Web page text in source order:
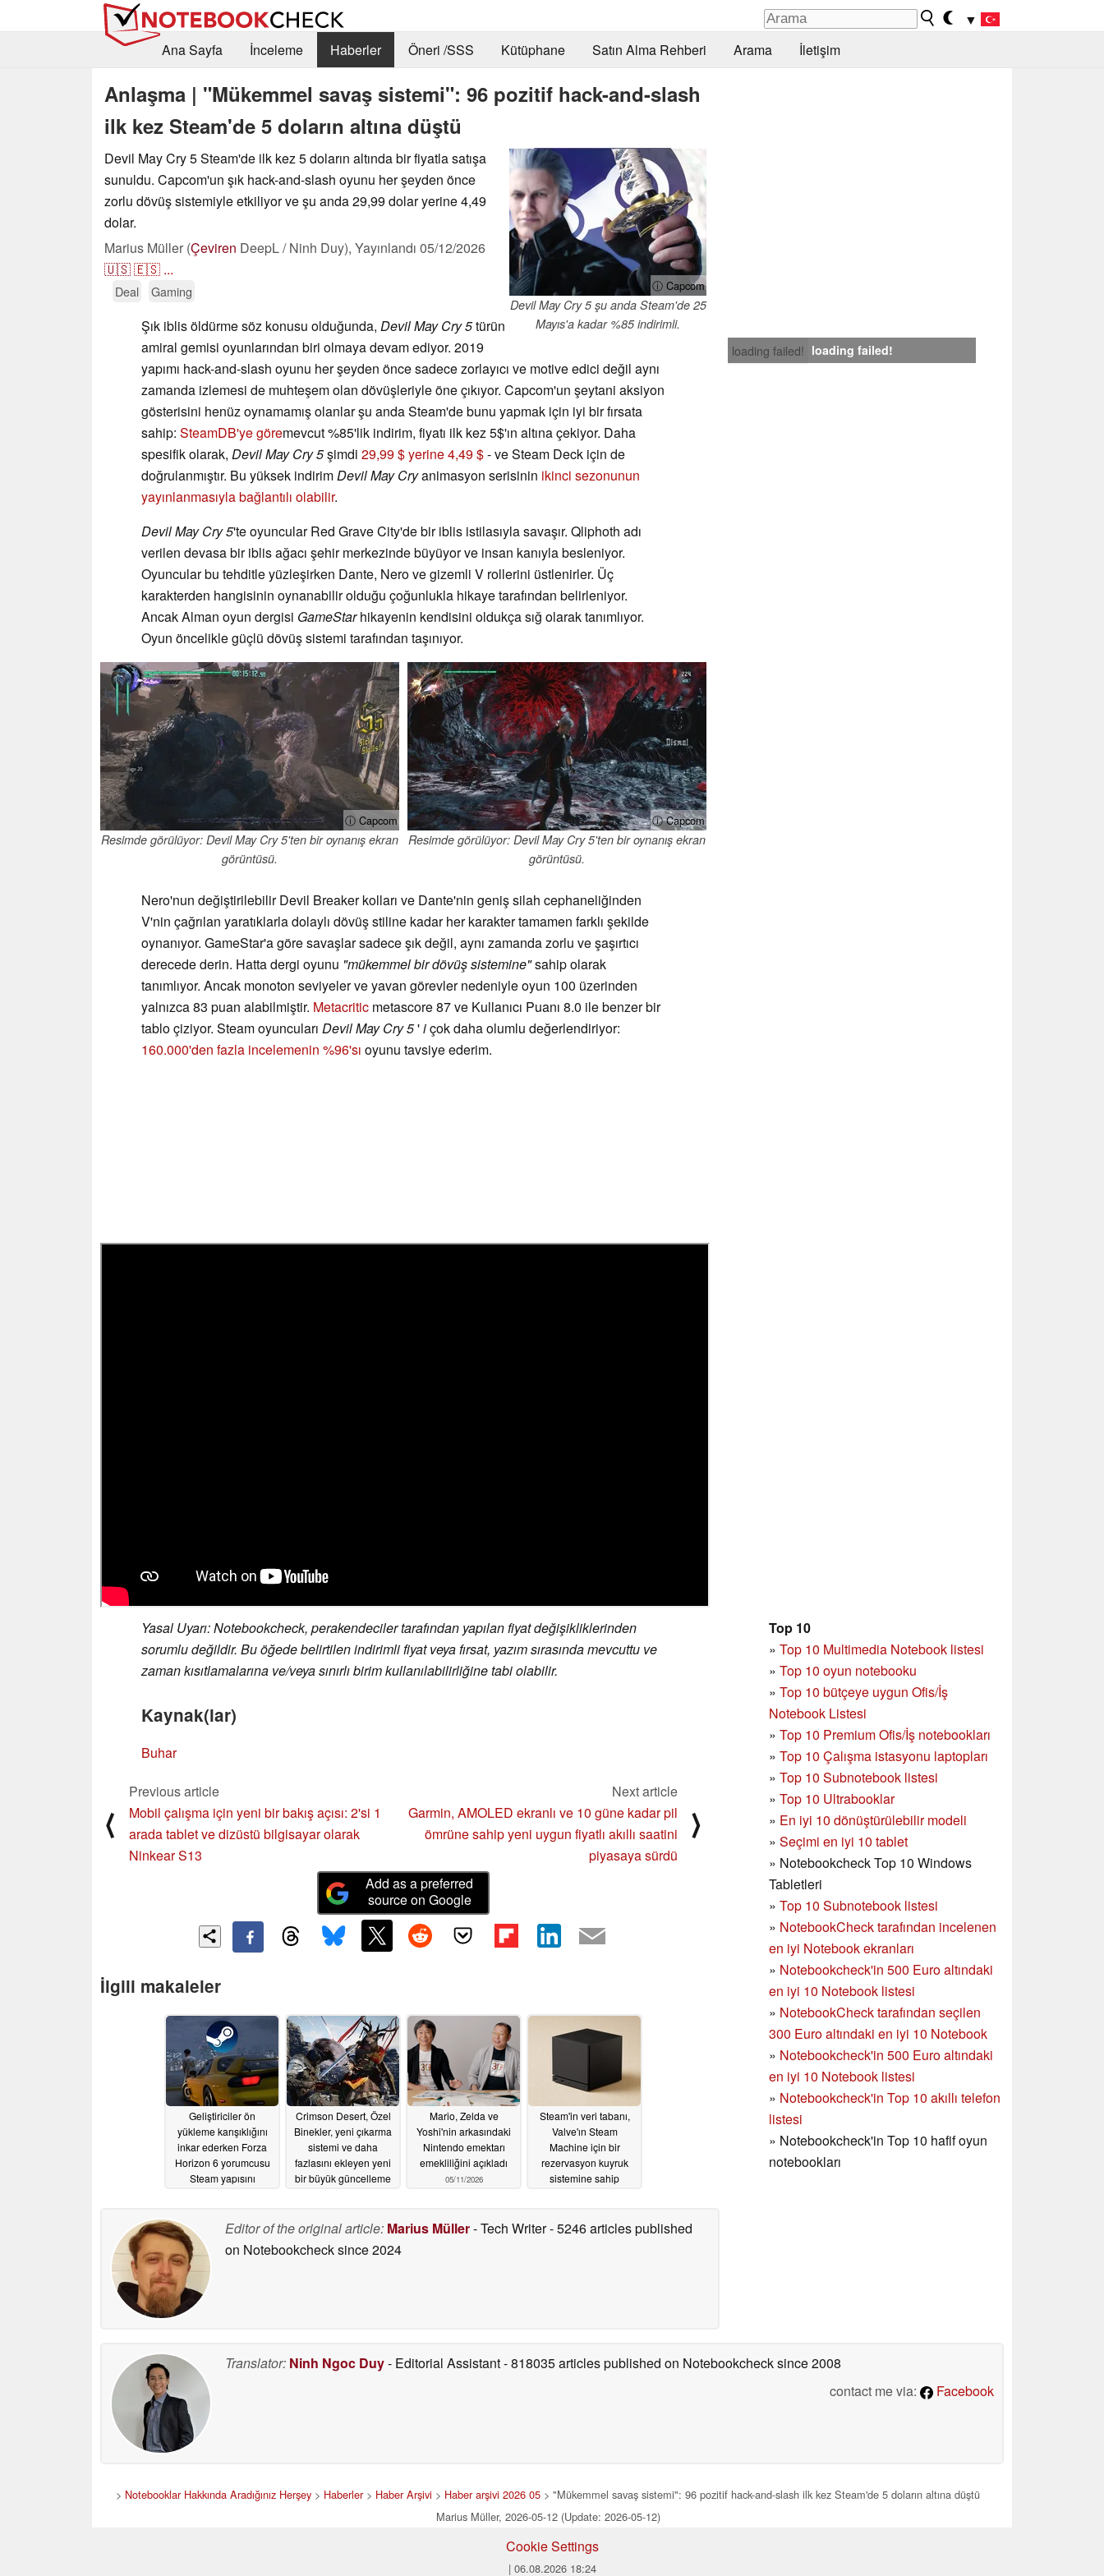
▼
Ana Sayfa
İnceleme Haberler Öneri /SSS Kütüphane Satın Alma Rehberi Arama İletişim
Anlaşma | "Mükemmel savaş sistemi": 96 pozitif hack-and-slash
ilk kez Steam'de 5 doların altına düştü
ⓘ Capcom
Devil May Cry 5 şu anda Steam'de 25
Mayıs'a kadar %85 indirimli.
Devil May Cry 5 Steam'de ilk kez 5 doların altında bir fiyatla satışa
sunuldu. Capcom'un şık hack-and-slash oyunu her şeyden önce
zorlu dövüş sistemiyle etkiliyor ve şu anda 29,99 dolar yerine 4,49
dolar.
Marius Müller (Çeviren DeepL / Ninh Duy), Yayınlandı 05/12/2026
🇺🇸🇪🇸 ...
Deal Gaming
loading failed! loading failed!
Şık iblis öldürme söz konusu olduğunda, Devil May Cry 5türün
amiral gemisi oyunlarından biri olmaya devam ediyor. 2019
yapımı hack-and-slash oyunu her şeyden önce sadece zorlayıcı ve motive edici değil aynı
zamanda izlemesi de muhteşem olan dövüşleriyle öne çıkıyor. Capcom'un şeytani aksiyon
gösterisini henüz oynamamış olanlar şu anda Steam'de bunu yapmak için iyi bir fırsata
sahip: SteamDB'ye göremevcut %85'lik indirim, fiyatı ilk kez 5$'ın altına çekiyor. Daha
spesifik olarak, Devil May Cry 5şimdi 29,99 $ yerine 4,49 $- ve Steam Deck için de
doğrulanmıştır. Bu yüksek indirimDevil May Cryanimasyon serisinin ikinci sezonunun
yayınlanmasıyla bağlantılı olabilir.
Devil May Cry 5'te oyuncular Red Grave City'de bir iblis istilasıyla savaşır. Qliphoth adı
verilen devasa bir iblis ağacı şehir merkezinde büyüyor ve insan kanıyla besleniyor.
Oyuncular bu tehditle yüzleşirken Dante, Nero ve gizemli V rollerini üstlenirler. Üç
karakterden hangisinin oynanabilir olduğu çoğunlukla hikaye tarafından belirleniyor.
Ancak Alman oyun dergisi GameStarhikayenin kendisini oldukça sığ olarak tanımlıyor.
Oyun öncelikle güçlü dövüş sistemi tarafından taşınıyor.
ⓘ Capcom
Resimde görülüyor: Devil May Cry 5'ten bir oynanış ekran
görüntüsü.
ⓘ Capcom
Resimde görülüyor: Devil May Cry 5'ten bir oynanış ekran
görüntüsü.
Nero'nun değiştirilebilir Devil Breaker kolları ve Dante'nin geniş silah cephaneliğinden
V'nin çağrılan yaratıklarla dolaylı dövüş stiline kadar her karakter tamamen farklı şekilde
oynanıyor. GameStar'a göre savaşlar sadece şık değil, aynı zamanda zorlu ve şaşırtıcı
derecede derin. Hatta dergi oyunu "mükemmel bir dövüş sistemine"sahip olarak
tanımlıyor. Ancak monoton seviyeler ve yavan görevler nedeniyle oyun 100 üzerinden
yalnızca 83 puan alabilmiştir. Metacritic metascore 87 ve Kullanıcı Puanı 8.0 ile benzer bir
tablo çiziyor. Steam oyuncuları Devil May Cry 5'içok daha olumlu değerlendiriyor:
160.000'den fazla incelemenin %96'sı oyunu tavsiye ederim.
Top 10
» Top 10 Multimedia Notebook listesi
» Top 10 oyun notebooku
» Top 10 bütçeye uygun Ofis/İş
Notebook Listesi
» Top 10 Premium Ofis/İş notebookları
» Top 10 Çalışma istasyonu laptopları
» Top 10 Subnotebook listesi
» Top 10 Ultrabooklar
» En iyi 10 dönüştürülebilir modeli
» Seçimi en iyi 10 tablet
» Notebookcheck Top 10 Windows
Tabletleri
» Top 10 Subnotebook listesi
» NotebookCheck tarafından incelenen
en iyi Notebook ekranları
» Notebookcheck'in 500 Euro altındaki
en iyi 10 Notebook listesi
» NotebookCheck tarafından seçilen
300 Euro altındaki en iyi 10 Notebook
» Notebookcheck'in 500 Euro altındaki
en iyi 10 Notebook listesi
» Notebookcheck'in Top 10 akıllı telefon
listesi
» Notebookcheck'in Top 10 hafif oyun
notebookları
Yasal Uyarı: Notebookcheck, perakendeciler tarafından yapılan fiyat değişikliklerinden
sorumlu değildir. Bu öğede belirtilen indirimli fiyat veya fırsat, yazım sırasında mevcuttu ve
zaman kısıtlamalarına ve/veya sınırlı birim kullanılabilirliğine tabi olabilir.
Kaynak(lar)
Buhar
⟨
Previous article
Mobil çalışma için yeni bir bakış açısı: 2'si 1
arada tablet ve dizüstü bilgisayar olarak
Ninkear S13
Next article
Garmin, AMOLED ekranlı ve 10 güne kadar pil
ömrüne sahip yeni uygun fiyatlı akıllı saatini
piyasaya sürdü
⟩
Add as a preferred
source on Google
İlgili makaleler
Geliştiriciler ön
yükleme karışıklığını
inkar ederken Forza
Horizon 6 yorumcusu
Steam yapısını
Crimson Desert, Özel
Binekler, yeni çıkarma
sistemi ve daha
fazlasını ekleyen yeni
bir büyük güncelleme
Mario, Zelda ve
Yoshi'nin arkasındaki
Nintendo emektarı
emekliliğini açıkladı
05/11/2026
Steam'in veri tabanı,
Valve'ın Steam
Machine için bir
rezervasyon kuyruk
sistemine sahip
Editor of the original article: Marius Müller- Tech Writer- 5246 articles published
on Notebookchecksince 2024
Translator: Ninh Ngoc Duy- Editorial Assistant- 818035 articles published on Notebookchecksince 2008
contact me via:
Facebook
> Notebooklar Hakkında Aradığınız Herşey > Haberler> Haber Arşivi > Haber arşivi 2026 05 > "Mükemmel savaş sistemi": 96 pozitif hack-and-slash ilk kez Steam'de 5 doların altına düştü
Marius Müller, 2026-05-12 (Update: 2026-05-12)
Cookie Settings
| 06.08.2026 18:24